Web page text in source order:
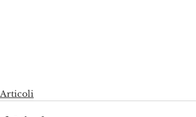
Articoli